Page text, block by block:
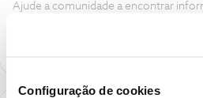
Configuração de cookies
Ajude a comunidade a encontrar
como "Melhor Resposta" e faça